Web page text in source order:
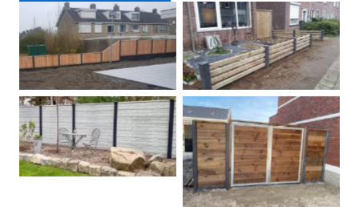
Douglas schutting Tuinhek voortuin
Betonschutting
Dubbele poort